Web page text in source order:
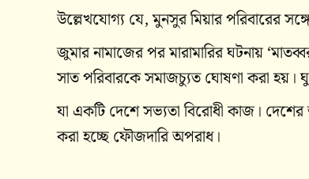
উল্লেখযোগ্য যে, মুনসুর মিয়ার পরিবারের
জুমার নামাজের পর মারামারির ঘটনায়
সাত পরিবারকে সমাজচ্যুত ঘোষণা করা হয়।
যা একটি দেশে সভ্যতা বিরোধী কাজ।
করা হচ্ছে ফৌজদারি অপরাধ।